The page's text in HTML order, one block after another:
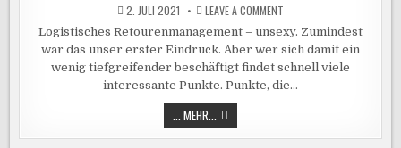
2. JULI 2021 LEAVE A COMMENT
–
084
–
LOGISTISCHES
RETOURENMANAGEMENT
Logistisches Retourenmanagement – unsexy. Zumindest
war das unser erster Eindruck. Aber wer sich damit ein
wenig tiefgreifender beschäftigt findet schnell viele
interessante Punkte. Punkte, die…
... MEHR... LOGISTIK4PUNKTNULL
–
084